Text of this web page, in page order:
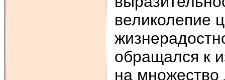
великолепие
обращался к
на множество